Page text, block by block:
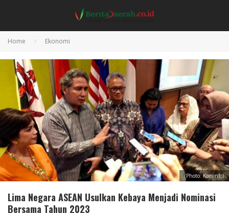
Home Ekonomi
(Photo: Kominfo)
Lima Negara ASEAN Usulkan Kebaya Menjadi Nominasi
Bersama Tahun 2023